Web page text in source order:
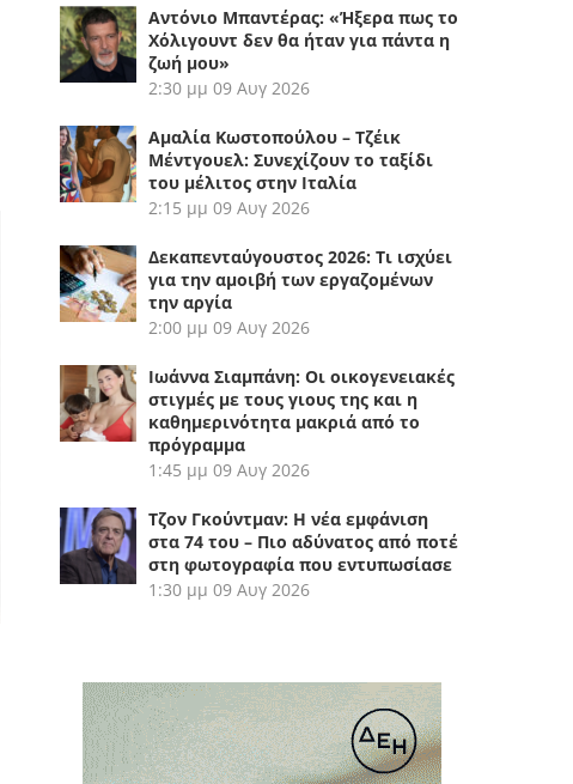
Αντόνιο Μπαντέρας: «Ήξερα πως το
Χόλιγουντ δεν θα ήταν για πάντα η
ζωή μου»
2:30 μμ 09 Αυγ 2026
Αμαλία Κωστοπούλου – Τζέικ
Μέντγουελ: Συνεχίζουν το ταξίδι
του μέλιτος στην Ιταλία
2:15 μμ 09 Αυγ 2026
Δεκαπενταύγουστος 2026: Τι ισχύει
για την αμοιβή των εργαζομένων
την αργία
2:00 μμ 09 Αυγ 2026
Ιωάννα Σιαμπάνη: Οι οικογενειακές
στιγμές με τους γιους της και η
καθημερινότητα μακριά από το
πρόγραμμα
1:45 μμ 09 Αυγ 2026
Τζον Γκούντμαν: Η νέα εμφάνιση
στα 74 του – Πιο αδύνατος από ποτέ
στη φωτογραφία που εντυπωσίασε
1:30 μμ 09 Αυγ 2026